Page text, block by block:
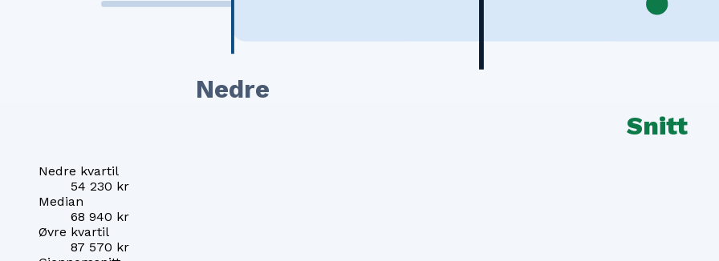
Nedre
Snitt
Nedre kvartil
54 230 kr
Median
68 940 kr
Øvre kvartil
87 570 kr